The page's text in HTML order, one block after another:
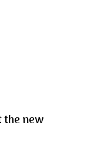
the new